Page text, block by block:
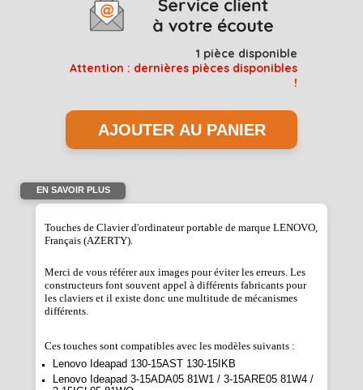
1 pièce disponible
Attention : dernières pièces disponibles
!
EN SAVOIR PLUS
Touches de Clavier d'ordinateur portable de marque LENOVO,
Français (AZERTY).
Merci de vous référer aux images pour éviter les erreurs. Les
constructeurs font souvent appel à différents fabricants pour
les claviers et il existe donc une multitude de mécanismes
différents.
Ces touches sont compatibles avec les modèles suivants :
Lenovo Ideapad 130-15AST 130-15IKB
Lenovo Ideapad 3-15ADA05 81W1 / 3-15ARE05 81W4 /